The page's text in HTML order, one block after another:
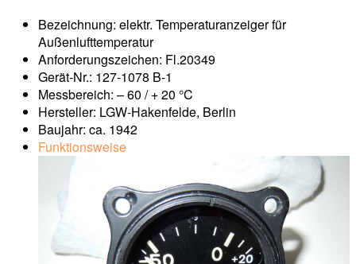
Bezeichnung: elektr. Temperaturanzeiger für
Außenlufttemperatur
Anforderungszeichen: Fl.20349
Gerät-Nr.: 127-1078 B-1
Messbereich: – 60 / + 20 °C
Hersteller: LGW-Hakenfelde, Berlin
Baujahr: ca. 1942
Funktionsweise